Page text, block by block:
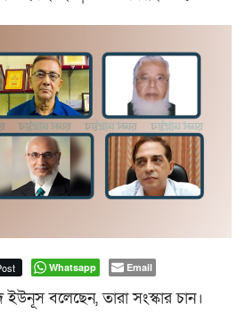
Whatsapp Email
ইউনূস বলেছেন, তারা সংস্কার চান।